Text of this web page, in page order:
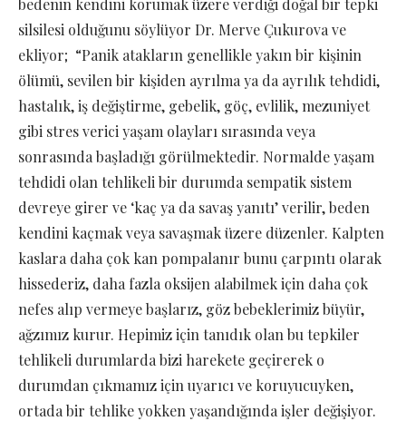
silsilesi olduğunu söylüyor Dr. Merve Çukurova ve
ekliyor; “Panik atakların genellikle yakın bir kişinin
ölümü, sevilen bir kişiden ayrılma ya da ayrılık tehdidi,
hastalık, iş değiştirme, gebelik, göç, evlilik, mezuniyet
gibi stres verici yaşam olayları sırasında veya
sonrasında başladığı görülmektedir. Normalde yaşam
tehdidi olan tehlikeli bir durumda sempatik sistem
devreye girer ve ‘kaç ya da savaş yanıtı’ verilir, beden
kendini kaçmak veya savaşmak üzere düzenler. Kalpten
kaslara daha çok kan pompalanır bunu çarpıntı olarak
hissederiz, daha fazla oksijen alabilmek için daha çok
nefes alıp vermeye başlarız, göz bebeklerimiz büyür,
ağzımız kurur. Hepimiz için tanıdık olan bu tepkiler
tehlikeli durumlarda bizi harekete geçirerek o
durumdan çıkmamız için uyarıcı ve koruyucuyken,
ortada bir tehlike yokken yaşandığında işler değişiyor.